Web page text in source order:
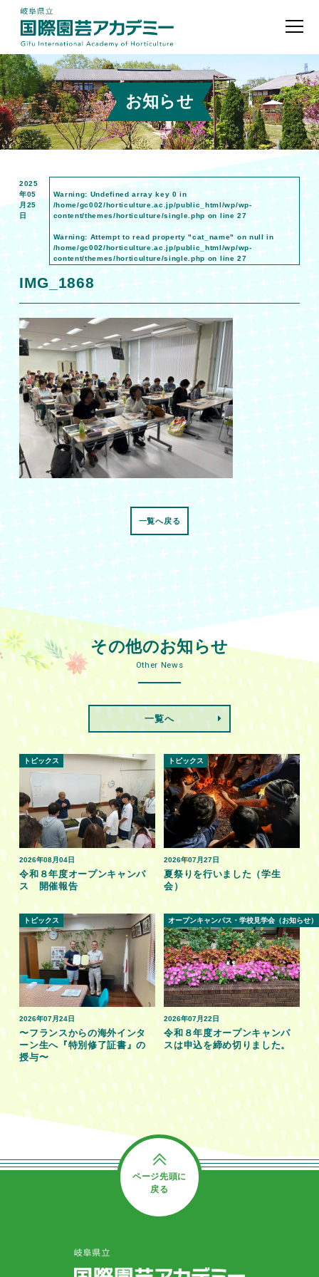
お知らせ
2025
年05
月25
日
Warning: Undefined array key 0 in
/home/gc002/horticulture.ac.jp/public_html/wp/wp-
content/themes/horticulture/single.php on line27
Warning: Attempt to read property "cat_name" on null in
/home/gc002/horticulture.ac.jp/public_html/wp/wp-
content/themes/horticulture/single.php on line27
IMG_1868
一覧へ戻る
その他のお知らせ
Other News
一覧へ
2026年08月04日
トピックス
令和８年度オープンキャンパ
ス 開催報告
2026年07月27日
トピックス
夏祭りを行いました（学生
会）
2026年07月24日
トピックス
〜フランスからの海外インタ
ーン生へ『特別修了証書』の
授与〜
2026年07月22日
オープンキャンパス・学校見学会（お知らせ）
令和８年度オープンキャンパ
スは申込を締め切りました。
ページ先頭に
戻る